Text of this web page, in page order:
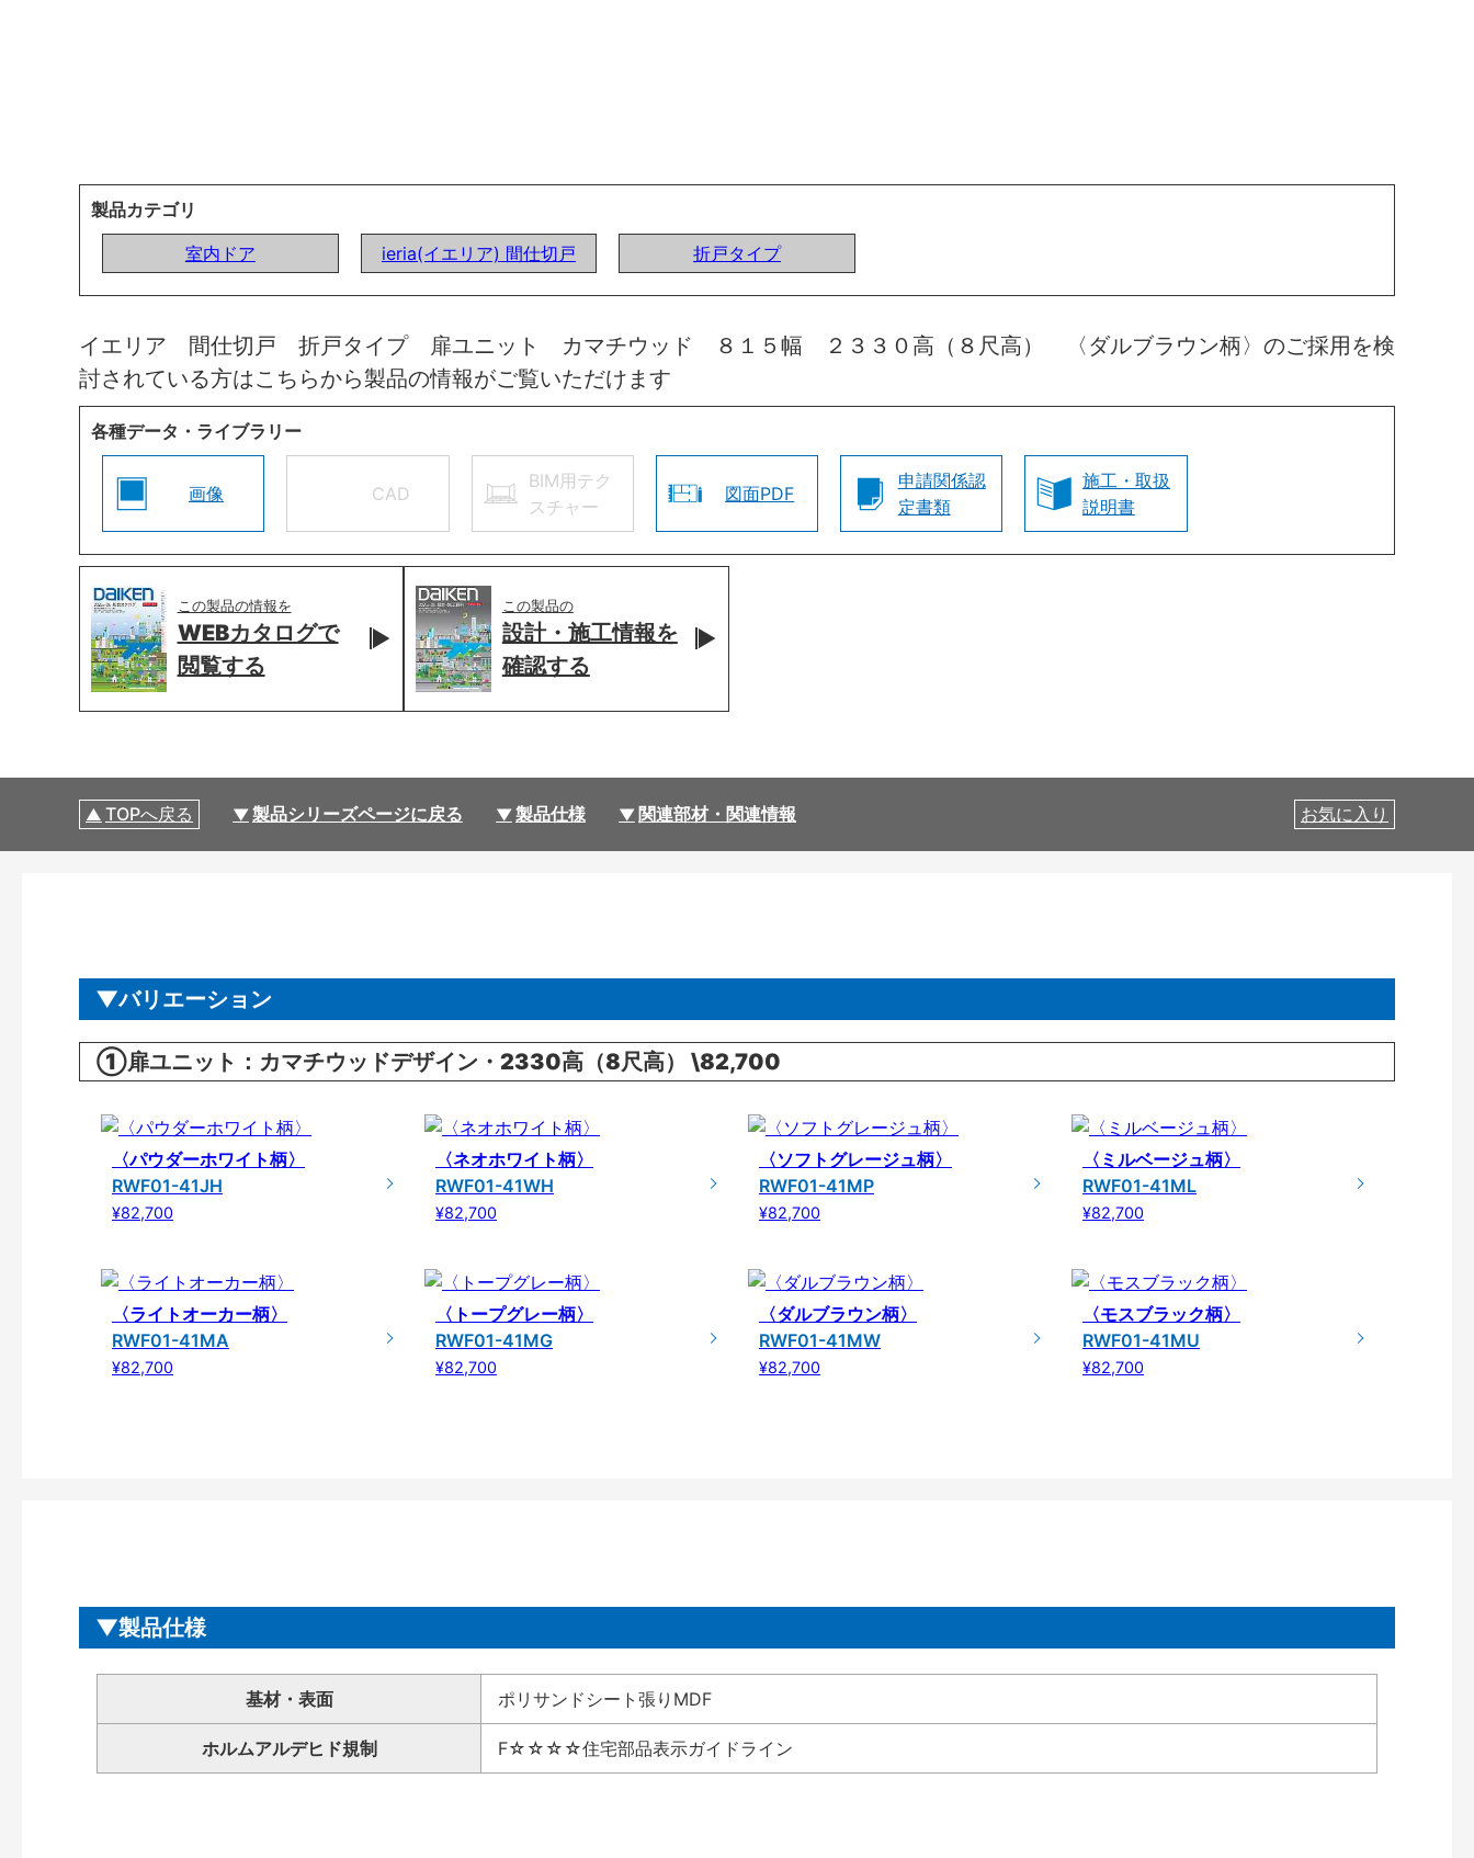
製品カテゴリ
室内ドア
ieria(イエリア) 間仕切戸 折戸タイプ
イエリア 間仕切戸 折戸タイプ 扉ユニット カマチウッド ８１５幅 ２３３０高（８尺高） 〈ダルブラウン柄〉のご採用を検
討されている方はこちらから製品の情報がご覧いただけます
各種データ・ライブラリー
画像 CAD
BIM用テク
スチャー
図面PDF
申請関係認
定書類
施工・取扱
説明書
この製品の情報を
WEBカタログで
閲覧する
この製品の
設計・施工情報を
確認する
TOPへ戻る 製品シリーズページに戻る 製品仕様 関連部材・関連情報 お気に入り
バリエーション
①扉ユニット：カマチウッドデザイン・2330高（8尺高） \82,700
〈パウダーホワイト柄〉
RWF01-41JH
¥82,700
〈ネオホワイト柄〉
RWF01-41WH
¥82,700
〈ソフトグレージュ柄〉
RWF01-41MP
¥82,700
〈ミルベージュ柄〉
RWF01-41ML
¥82,700
〈ライトオーカー柄〉
RWF01-41MA
¥82,700
〈トープグレー柄〉
RWF01-41MG
¥82,700
〈ダルブラウン柄〉
RWF01-41MW
¥82,700
〈モスブラック柄〉
RWF01-41MU
¥82,700
製品仕様
基材・表面 ポリサンドシート張りMDF
ホルムアルデヒド規制 F☆☆☆☆住宅部品表示ガイドライン